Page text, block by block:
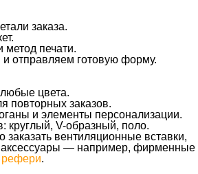
заказа.
метод печати.
отправляем готовую форму.
цвета.
повторных заказов.
и элементы персонализации.
круглый, V-образный, поло.
вентиляционные вставки,
аксессуары — например, фирменные
.